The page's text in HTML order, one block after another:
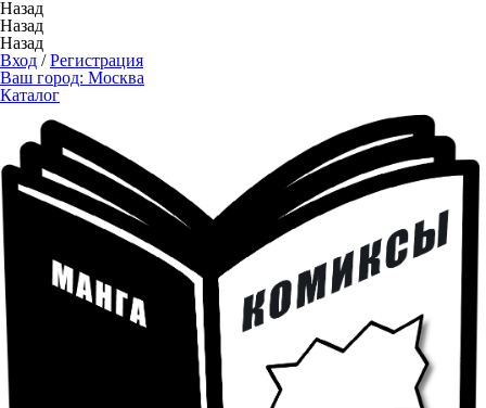
Назад
Назад
Назад
Вход /Регистрация
Ваш город: Москва
Каталог